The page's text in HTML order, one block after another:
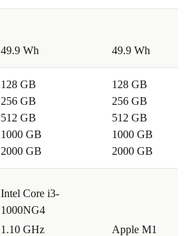
49.9 Wh 49.9 Wh
128 GB
256 GB
512 GB
1000 GB
2000 GB
128 GB
256 GB
512 GB
1000 GB
2000 GB
Intel Core i3-
1000NG4
1.10 GHz
Apple M1